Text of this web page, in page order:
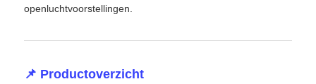
LED-videomuurweergave
openluchtvoorstellingen.
📌 Productoverzicht